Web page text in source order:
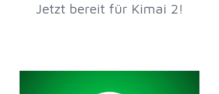
Jetzt bereit für Kimai 2!